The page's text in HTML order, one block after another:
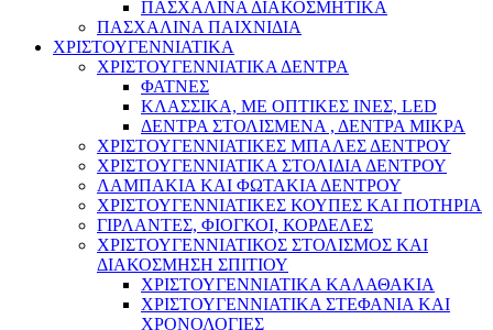
ΠΑΣΧΑΛΙΝΑ ΔΙΑΚΟΣΜΗΤΙΚΑ
ΠΑΣΧΑΛΙΝΑ ΠΑΙΧΝΙΔΙΑ
ΧΡΙΣΤΟΥΓΕΝΝΙΑΤΙΚΑ
ΧΡΙΣΤΟΥΓΕΝΝΙΑΤΙΚΑ ΔΕΝΤΡΑ
ΦΑΤΝΕΣ
ΚΛΑΣΣΙΚΑ, ΜΕ ΟΠΤΙΚΕΣ ΙΝΕΣ, LED
ΔΕΝΤΡΑ ΣΤΟΛΙΣΜΕΝΑ , ΔΕΝΤΡΑ ΜΙΚΡΑ
ΧΡΙΣΤΟΥΓΕΝΝΙΑΤΙΚΕΣ ΜΠΑΛΕΣ ΔΕΝΤΡΟΥ
ΧΡΙΣΤΟΥΓΕΝΝΙΑΤΙΚΑ ΣΤΟΛΙΔΙΑ ΔΕΝΤΡΟΥ
ΛΑΜΠΑΚΙΑ ΚΑΙ ΦΩΤΑΚΙΑ ΔΕΝΤΡΟΥ
ΧΡΙΣΤΟΥΓΕΝΝΙΑΤΙΚΕΣ ΚΟΥΠΕΣ ΚΑΙ ΠΟΤΗΡΙΑ
ΓΙΡΛΑΝΤΕΣ, ΦΙΟΓΚΟΙ, ΚΟΡΔΕΛΕΣ
ΧΡΙΣΤΟΥΓΕΝΝΙΑΤΙΚΟΣ ΣΤΟΛΙΣΜΟΣ ΚΑΙ
ΔΙΑΚΟΣΜΗΣΗ ΣΠΙΤΙΟΥ
ΧΡΙΣΤΟΥΓΕΝΝΙΑΤΙΚΑ ΚΑΛΑΘΑΚΙΑ
ΧΡΙΣΤΟΥΓΕΝΝΙΑΤΙΚΑ ΣΤΕΦΑΝΙΑ ΚΑΙ
ΧΡΟΝΟΛΟΓΙΕΣ